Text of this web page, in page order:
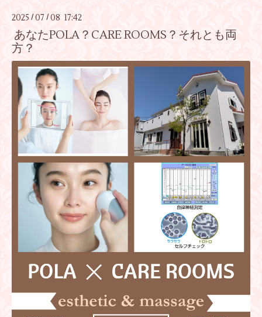
2025 /07 /08 17:42
あなたPOLA？CARE ROOMS？それとも両
方？